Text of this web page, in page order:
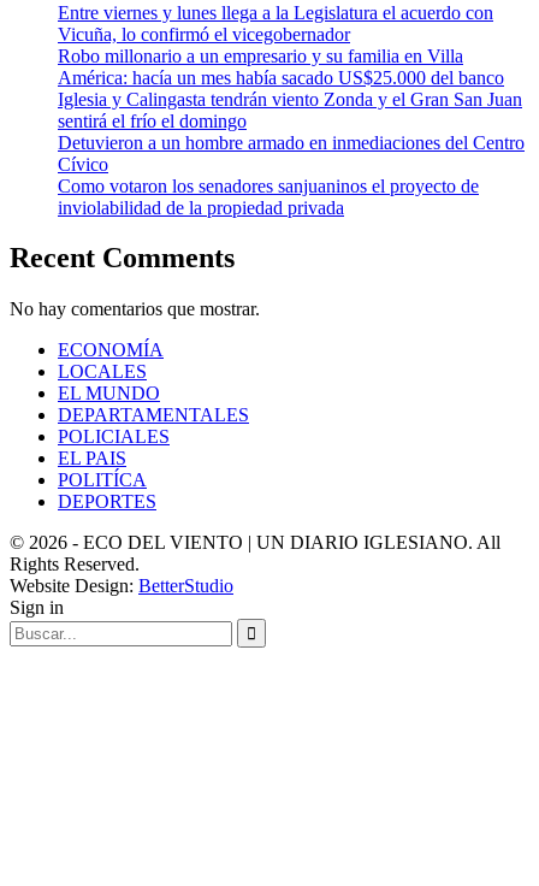
Entre viernes y lunes llega a la Legislatura el acuerdo con
Vicuña, lo confirmó el vicegobernador
Robo millonario a un empresario y su familia en Villa
América: hacía un mes había sacado US$25.000 del banco
Iglesia y Calingasta tendrán viento Zonda y el Gran San Juan
sentirá el frío el domingo
Detuvieron a un hombre armado en inmediaciones del Centro
Cívico
Como votaron los senadores sanjuaninos el proyecto de
inviolabilidad de la propiedad privada
Recent Comments
No hay comentarios que mostrar.
ECONOMÍA
LOCALES
EL MUNDO
DEPARTAMENTALES
POLICIALES
EL PAIS
POLITÍCA
DEPORTES
© 2026 - ECO DEL VIENTO | UN DIARIO IGLESIANO. All
Rights Reserved.
Website Design: BetterStudio
Sign in